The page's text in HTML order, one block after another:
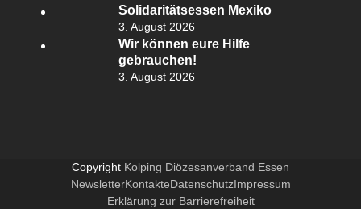
Solidaritätsessen Mexiko
3. August 2026
Wir können eure Hilfe
gebrauchen!
3. August 2026
Copyright Kolping Diözesanverband Essen
NewsletterKontakteDatenschutzImpressum
Erklärung zur Barrierefreiheit